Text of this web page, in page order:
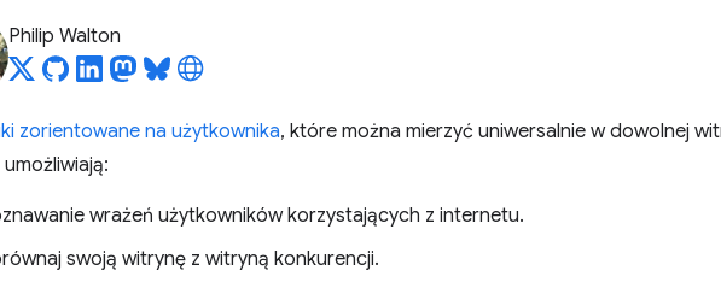
Philip Walton
zorientowane na użytkownika, które można mierzyć uniwersalnie w dowolnej
wrażeń użytkowników korzystających z internetu.
swoją witrynę z witryną konkurencji.